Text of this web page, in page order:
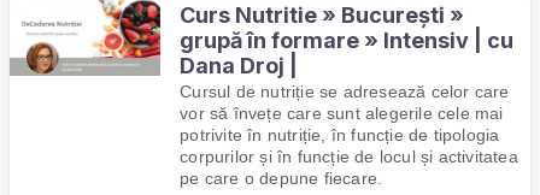
Curs Nutritie » București »
grupă în formare » Intensiv | cu
Dana Droj |
Cursul de nutriție se adresează celor care
vor să învețe care sunt alegerile cele mai
potrivite în nutriție, în funcție de tipologia
corpurilor și în funcție de locul și activitatea
pe care o depune fiecare.